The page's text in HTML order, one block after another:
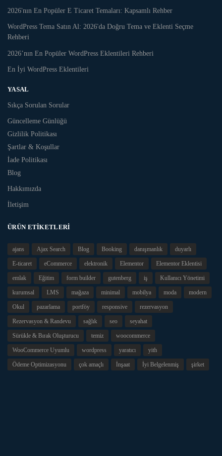
2026'nın En Popüler E Ticaret Temaları: Kapsamlı Rehber
WordPress Tema Satın Al: 2026'da Doğru Tema ve Eklenti Seçme
Rehberi
2026’nın En Popüler WordPress Eklentileri Rehberi
En İyi WordPress Eklentileri
YASAL
Sıkça Sorulan Sorular
Güncelleme Günlüğü
Gizlilik Politikası
Şartlar & Koşullar
İade Politikası
Blog
Hakkımızda
İletişim
ÜRÜN ETIKETLERI
ajans Ajax Search Blog Booking danışmanlık duyarlı
E-ticaret eCommerce elektronik Elementor Elementor Eklentisi
emlak Eğitim form builder gutenberg iş Kullanıcı Yönetimi
kurumsal LMS mağaza minimal mobilya moda modern
Okul pazarlama portföy responsive rezervasyon
Rezervasyon & Randevu sağlık seo seyahat
Sürükle & Bırak Oluşturucu temiz woocommerce
WooCommerce Uyumlu wordpress yaratıcı yith
Ödeme Optimizasyonu çok amaçlı İnşaat İyi Belgelenmiş şirket